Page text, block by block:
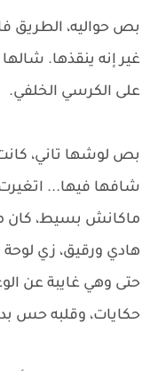
بص حواليه، الطريق
غير إنه ينقذها.
على الكرسي الخلفي.
بص لوشها تاني،
شافها فيها...
ماكانش بسيط، كان
هادي ورقيق، زي
حتى وهي غايبة عن
حكايات، وقلبه حس